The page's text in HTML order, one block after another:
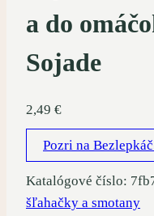
a do
Sojade
2,49 €
Pozri na
Katalógové číslo:
šľahačky a smotany